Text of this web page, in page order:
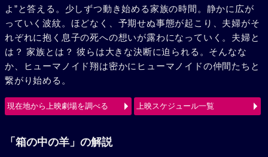
よ”と答える。少しずつ動き始める家族の時間。静かに広が
っていく波紋。ほどなく、予期せぬ事態が起こり、夫婦がそ
れぞれに抱く息子の死への想いが露わになっていく。夫婦と
は？ 家族とは？ 彼らは大きな決断に迫られる。そんなな
か、ヒューマノイド翔は密かにヒューマノイドの仲間たちと
繋がり始める。
現在地から上映劇場を調べる 上映スケジュール一覧
「箱の中の羊」の解説